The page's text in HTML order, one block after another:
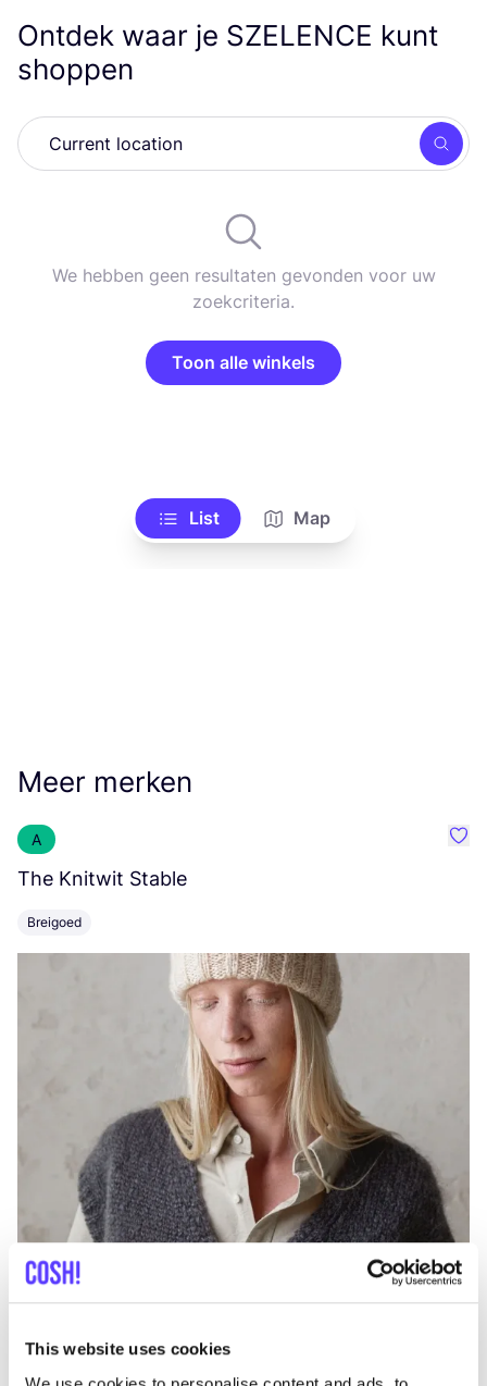
This website uses cookies
Ontdek waar je SZELENCE kunt
shoppen
Zoek
We hebben geen resultaten gevonden voor uw
zoekcriteria.
Toon alle winkels
List Map
Meer merken
A
The Knitwit Stable
Breigoed